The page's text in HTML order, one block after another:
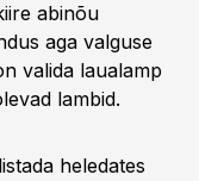
abinõu
aga valguse
valida laualamp
lambid.
heledates